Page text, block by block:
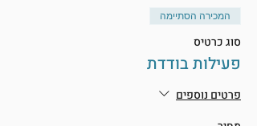
המכירה הסתיימה
סוג כרטיס
פעילות בודדת
פרטים נוספים